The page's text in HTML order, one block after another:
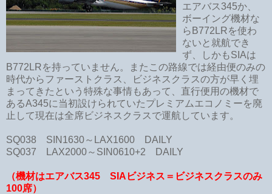
エアバス345か、
ボーイング機材な
らB772LRを使わ
ないと就航でき
ず、しかもSIAは
B772LRを持っていません。またこの路線では経由便のみの
時代からファーストクラス、ビジネスクラスの方が早く埋
まってきたという特殊な事情もあって、直行便用の機材で
あるA345に当初設けられていたプレミアムエコノミーを廃
止して現在は全席ビジネスクラスで運航しています。
SQ038 SIN1630～LAX1600 DAILY
SQ037 LAX2000～SIN0610+2 DAILY
（機材はエアバス345 SIAビジネス＝ ビジネスクラスのみ
100席）